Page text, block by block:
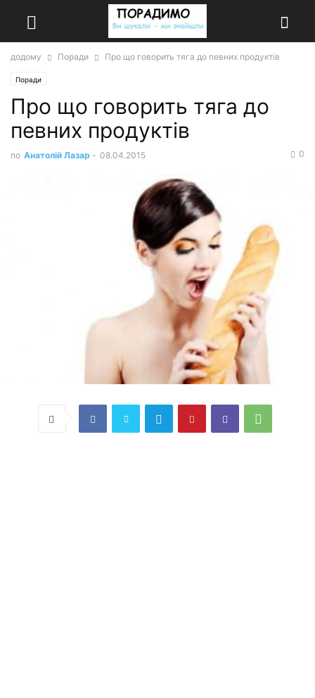
додому Поради Про що говорить тяга до певних продуктів
Поради
Про що говорить тяга до
певних продуктів
по Анатолій Лазар - 08.04.2015 0